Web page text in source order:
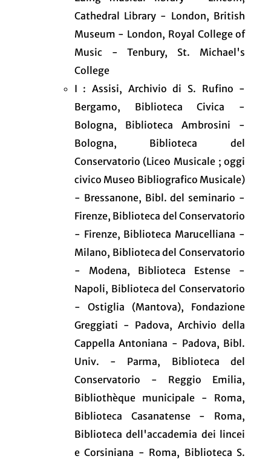
Cathedral Library - London, British
Museum - London, Royal College of
Music - Tenbury, St. Michael's
College
I : Assisi, Archivio di S. Rufino -
Bergamo, Biblioteca Civica -
Bologna, Biblioteca Ambrosini -
Bologna, Biblioteca del
Conservatorio (Liceo Musicale ; oggi
civico Museo Bibliografico Musicale)
- Bressanone, Bibl. del seminario -
Firenze, Biblioteca del Conservatorio
- Firenze, Biblioteca Marucelliana -
Milano, Biblioteca del Conservatorio
- Modena, Biblioteca Estense -
Napoli, Biblioteca del Conservatorio
- Ostiglia (Mantova), Fondazione
Greggiati - Padova, Archivio della
Cappella Antoniana - Padova, Bibl.
Univ. - Parma, Biblioteca del
Conservatorio - Reggio Emilia,
Bibliothèque municipale - Roma,
Biblioteca Casanatense - Roma,
Biblioteca dell'accademia dei lincei
e Corsiniana - Roma, Biblioteca S.